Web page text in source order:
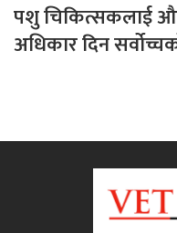
पशु चिकित्सकलाई
अधिकार दिन